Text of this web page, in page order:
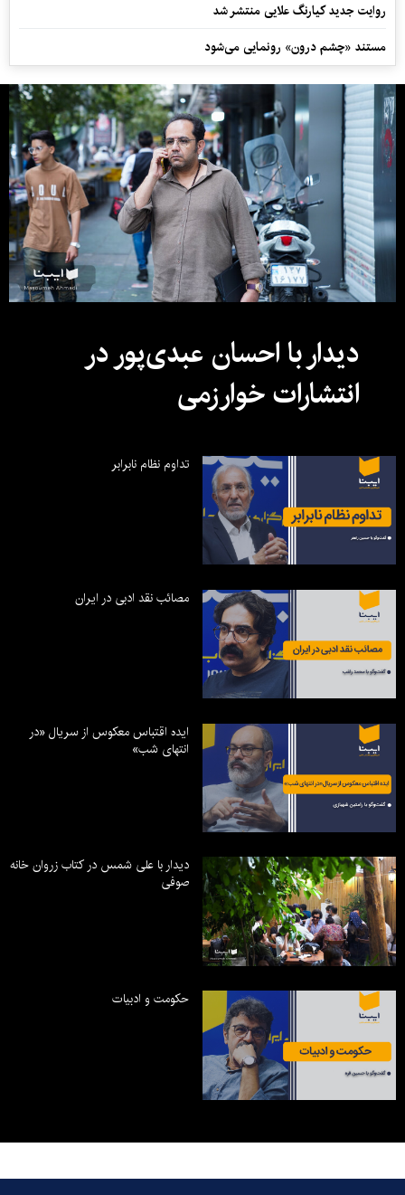
روایت جدید کیارنگ علایی منتشر شد
مستند «چشم درون» رونمایی می‌شود
دیدار با احسان عبدی‌پور در
انتشارات خوارزمی
تداوم نظام نابرابر
مصائب نقد ادبی در ایران
ایده اقتباس معکوس از سریال «در
انتهای شب»
دیدار با علی شمس در کتاب زروان خانه
صوفی
حکومت و ادبیات